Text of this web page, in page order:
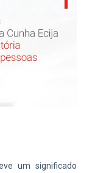
um significado